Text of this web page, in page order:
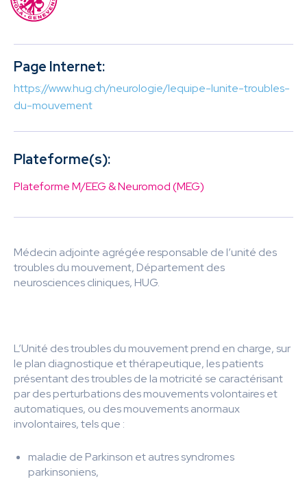
Page Internet:
https://www.hug.ch/neurologie/lequipe-lunite-troubles-
du-mouvement
Plateforme(s):
Plateforme M/EEG & Neuromod (MEG)
Médecin adjointe agrégée responsable de l’unité des
troubles du mouvement, Département des
neurosciences cliniques, HUG.
L’Unité des troubles du mouvement prend en charge, sur
le plan diagnostique et thérapeutique, les patients
présentant des troubles de la motricité se caractérisant
par des perturbations des mouvements volontaires et
automatiques, ou des mouvements anormaux
involontaires, tels que :
maladie de Parkinson et autres syndromes
parkinsoniens,